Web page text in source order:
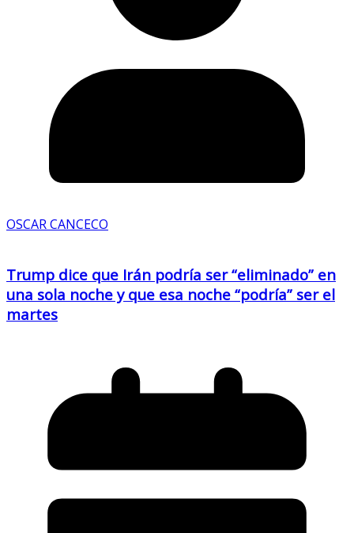
OSCAR CANCECO
Trump dice que Irán podría ser “eliminado” en
una sola noche y que esa noche “podría” ser el
martes